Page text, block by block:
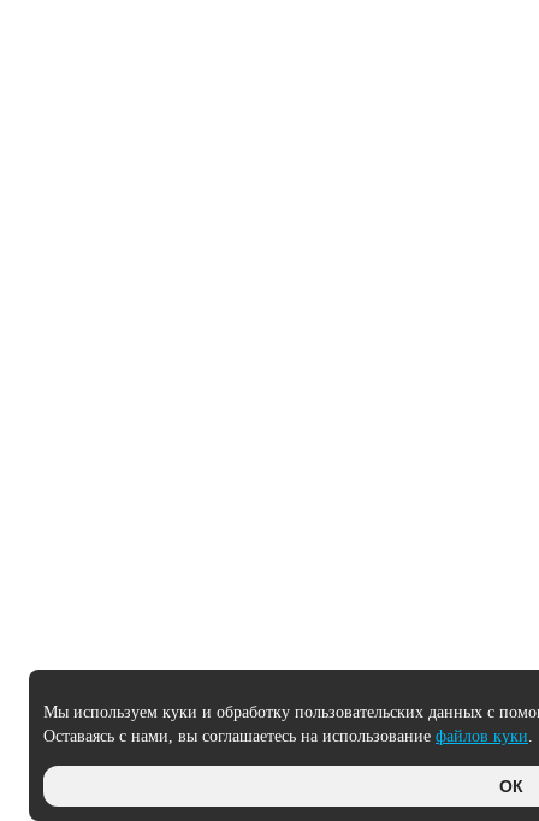
Мы используем куки и обработку пользовательских данных с
Оставаясь с нами, вы соглашаетесь на использование файлов куки.
ОК